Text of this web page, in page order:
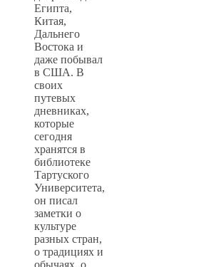
Египта,
Китая,
Дальнего
Востока и
даже побывал
в США. В
своих
путевых
дневниках,
которые
сегодня
хранятся в
библиотеке
Тартуского
Университета,
он писал
заметки о
культуре
разных стран,
о традициях и